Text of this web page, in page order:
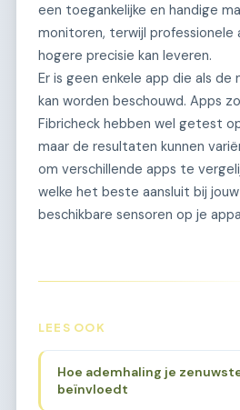
een toegankelijke en handige
monitoren, terwijl professionele
hogere precisie kan leveren.
Er is geen enkele app die als de
kan worden beschouwd. Apps
Fibricheck hebben wel getest
maar de resultaten kunnen
om verschillende apps te
welke het beste aansluit bij
beschikbare sensoren op je
LEES OOK
Hoe ademhaling je
beïnvloedt